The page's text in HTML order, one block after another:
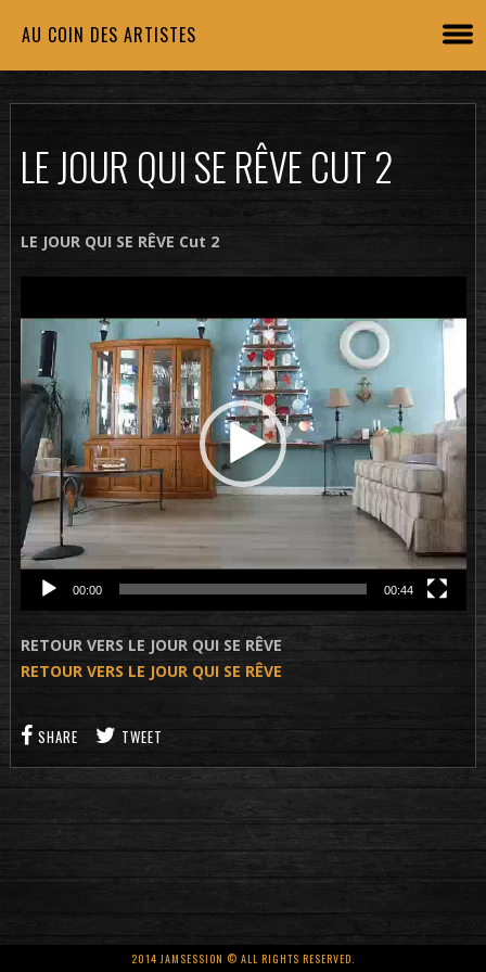
AU COIN DES ARTISTES
LE JOUR QUI SE RÊVE CUT 2
LE JOUR QUI SE RÊVE Cut 2
vidéo
00:00 00:44
RETOUR VERS LE JOUR QUI SE RÊVE
RETOUR VERS LE JOUR QUI SE RÊVE
SHARE TWEET
2014 JAMSESSION © ALL RIGHTS RESERVED.